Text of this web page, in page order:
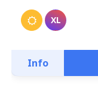
XL
Info